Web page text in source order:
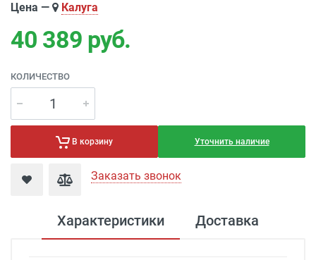
Цена — Калуга
40 389 руб.
КОЛИЧЕСТВО
В корзину Уточнить наличие
Заказать звонок
Характеристики Доставка